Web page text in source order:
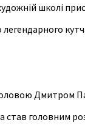
школі
головою Дмитром
став головним